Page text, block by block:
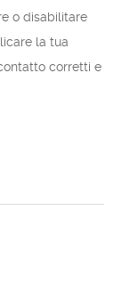
o disabilitare
la tua
corretti e